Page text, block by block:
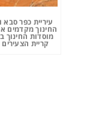
עיריית כפר
החינוך מקדמים
מוסדות החינוך
קריית